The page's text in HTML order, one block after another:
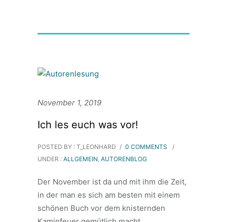
November 1, 2019
Ich les euch was vor!
POSTED BY : T_LEONHARD / 0 COMMENTS
/
UNDER : ALLGEMEIN, AUTORENBLOG
Der November ist da und mit ihm die Zeit,
in der man es sich am besten mit einem
schönen Buch vor dem knisternden